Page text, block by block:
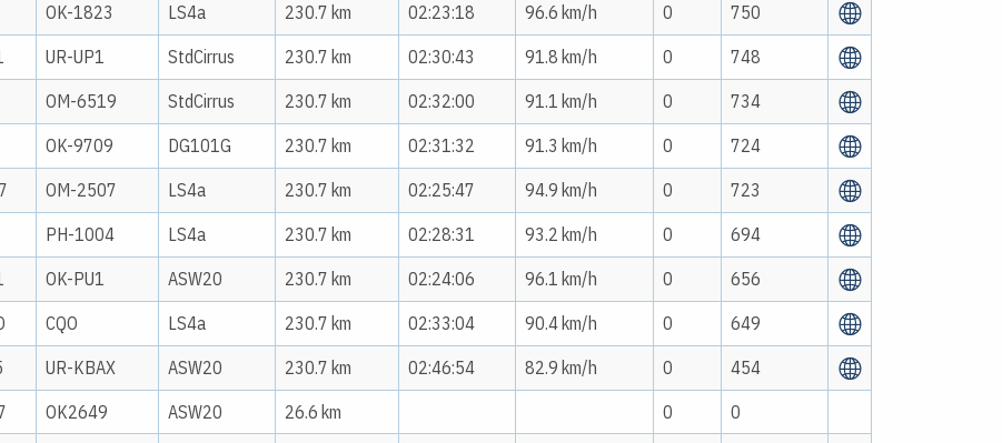
OK-1823 LS4a 230.7 km 02:23:18 96.6 km/h 0
750
UR-UP1 StdCirrus 230.7 km 02:30:43 91.8 km/h 0
748
OM-6519 StdCirrus 230.7 km 02:32:00 91.1 km/h 0
734
OK-9709 DG101G 230.7 km 02:31:32 91.3 km/h 0
724
OM-2507 LS4a 230.7 km 02:25:47 94.9 km/h 0
723
PH-1004 LS4a 230.7 km 02:28:31 93.2 km/h 0
694
OK-PU1 ASW20 230.7 km 02:24:06 96.1 km/h 0
656
CQO LS4a 230.7 km 02:33:04 90.4 km/h 0
649
UR-KBAX ASW20 230.7 km 02:46:54 82.9 km/h 0
454
OK2649 ASW20 26.6 km 0
0